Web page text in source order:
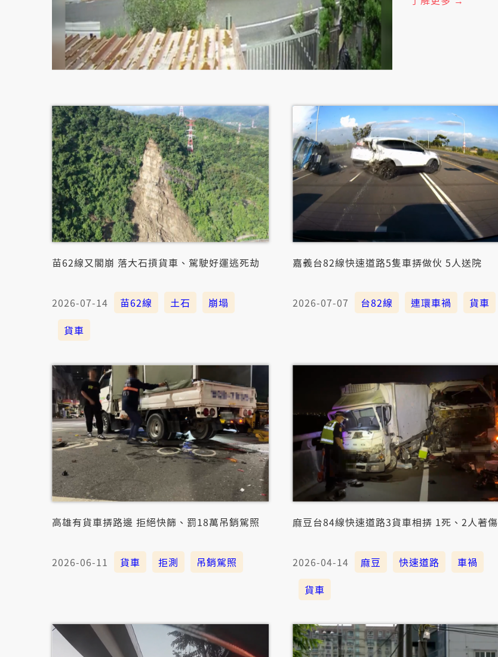
苗62線又閣崩 落大石摃貨車、駕駛好運逃死劫
2026-07-14 苗62線 土石
崩塌
貨車
嘉義台82線快速道路5隻車挵做伙 5人送院
2026-07-07 台82線 連環車禍 貨車
高雄有貨車挵路邊 拒絕快篩、罰18萬吊銷駕照
2026-06-11 貨車 拒測 吊銷駕照
麻豆台84線快速道路3貨車相挵 1死、2人著傷
2026-04-14 麻豆 快速道路
車禍
貨車